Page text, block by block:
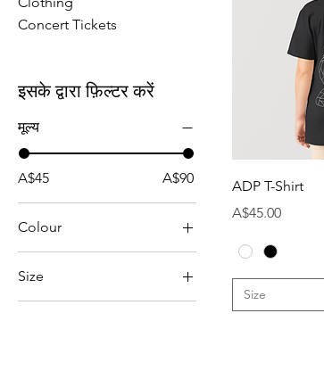
Concert Tickets
इसके द्वारा फ़िल्टर करें
मूल्य
A$45 A$90
Colour
Size
Adult L
ADP T-Shirt
मूल्य
A$45.00
Size